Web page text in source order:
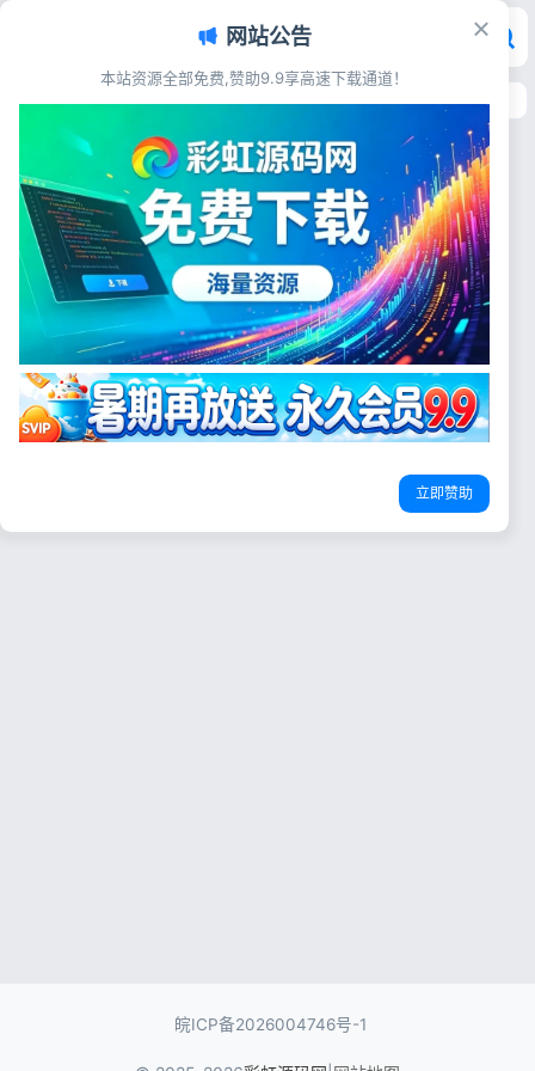
首页>标签：原生交友源码
标签：原生交友源码
交友直播
Loveria V3.3高级约会交友系统源
码 Laravel婚恋匹配聊天付费平台
【原生无修改】
源码简介 Loveria V3.3 | 高级
约会交友系统网站源码【原生无
修改】 Loveria – 高级约会脚
本 – 与我们一起建立最好的约
会业务。通过交互式聊天系统、
个性化用户配置文件和用户友好
原生交友源码 婚恋匹配网站源码 Laravel交友脚本
彩虹源码网 2026-07-05 13
皖ICP备2026004746号-1
网站公告
本站资源全部免费,赞助9.9享高速下载通道！
立即赞助